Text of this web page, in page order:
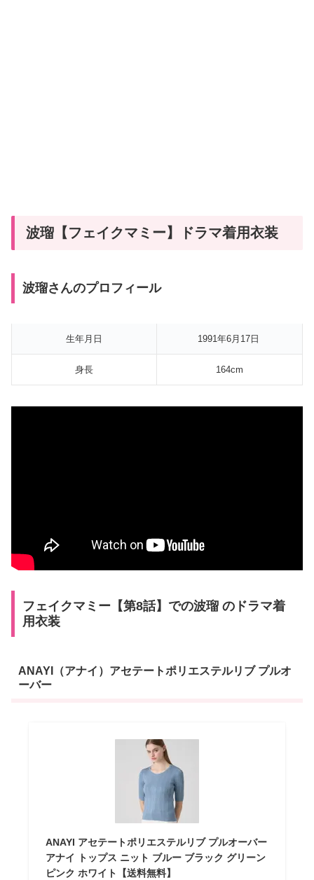
波瑠【フェイクマミー】ドラマ着用衣装
波瑠さんのプロフィール
生年月日 1991年6月17日
身長 164cm
フェイクマミー【第8話】での波瑠 のドラマ着
用衣装
ANAYI（アナイ）アセテートポリエステルリブ プルオ
ーバー
ANAYI アセテートポリエステルリブ プルオーバー
アナイ トップス ニット ブルー ブラック グリーン
ピンク ホワイト【送料無料】